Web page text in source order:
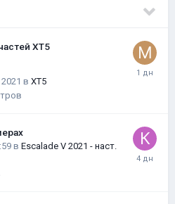
XT5
в XT5
в Escalade V 2021 - наст.